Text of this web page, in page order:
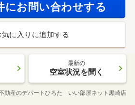
にお問い合わせする
気に入りに追加する
最新の
空室状況を聞く
動産のデパートひろた いい部屋ネット黒崎店